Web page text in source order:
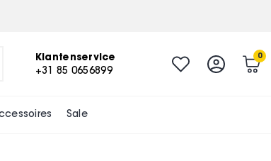
Klantenservice
+31 85 0656899
0
Sale